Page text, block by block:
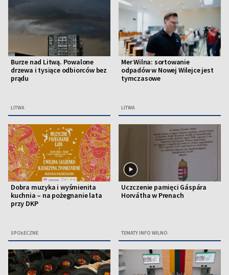
Burze nad Litwą. Powalone
drzewa i tysiące odbiorców bez
prądu
LITWA
Mer Wilna: sortowanie
odpadów w Nowej Wilejce jest
tymczasowe
LITWA
Dobra muzyka i wyśmienita
kuchnia – na pożegnanie lata
przy DKP
SPOŁECZNE
Uczczenie pamięci Gáspára
Horvátha w Prenach
TEMATY INFO WILNO